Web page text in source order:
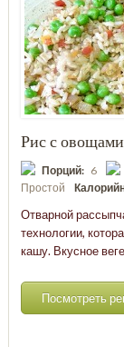
Рис с
Порций: 6
Простой
Отварной
технологии,
кашу. Вкусное
Посмотреть